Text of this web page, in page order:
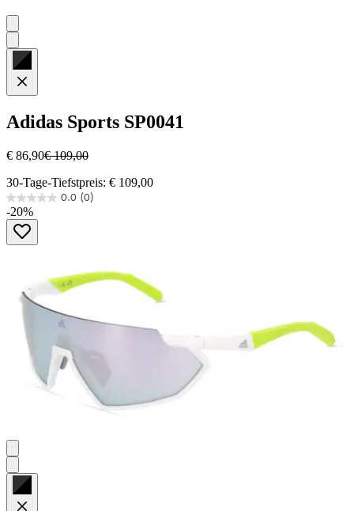
Adidas Sports SP0041
€ 86,90€ 109,00
30-Tage-Tiefstpreis: € 109,00
0.0 (0)
0.0
von
Sternen.
-20%